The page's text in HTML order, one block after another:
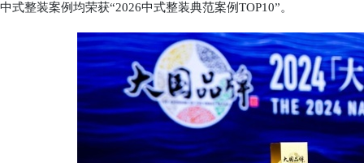
中式整装案例均荣获“2026中式整装典范案例TOP10”。